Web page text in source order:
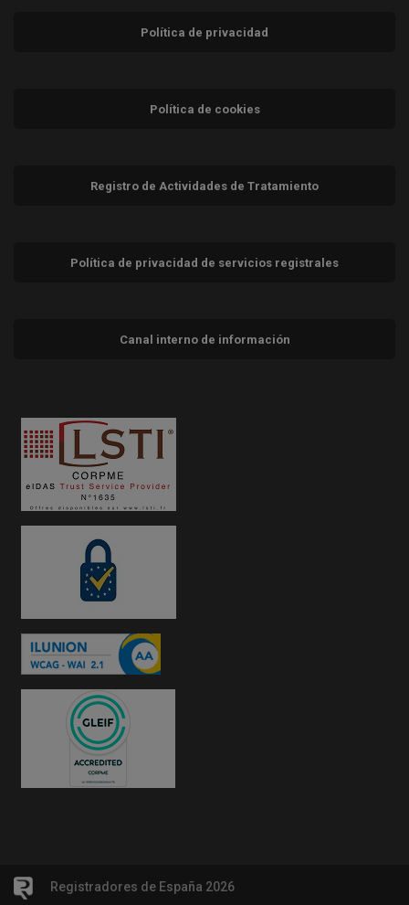
Política de privacidad
Política de cookies
Registro de Actividades de Tratamiento
Política de privacidad de servicios registrales
Canal interno de información
Registradores de España 2026